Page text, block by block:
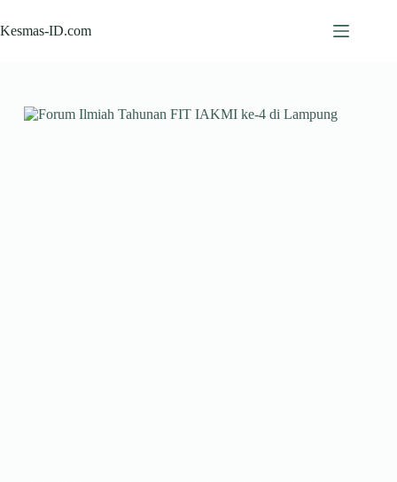
to
content
Kesmas-ID.com